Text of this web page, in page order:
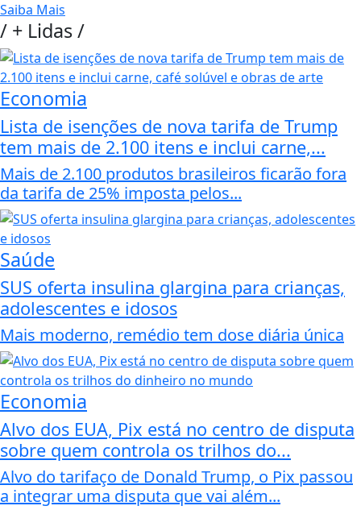
Saiba Mais
/ + Lidas/
Economia
Lista de isenções de nova tarifa de Trump
tem mais de 2.100 itens e inclui carne,...
Mais de 2.100 produtos brasileiros ficarão fora
da tarifa de 25% imposta pelos...
Saúde
SUS oferta insulina glargina para crianças,
adolescentes e idosos
Mais moderno, remédio tem dose diária única
Economia
Alvo dos EUA, Pix está no centro de disputa
sobre quem controla os trilhos do...
Alvo do tarifaço de Donald Trump, o Pix passou
a integrar uma disputa que vai além...